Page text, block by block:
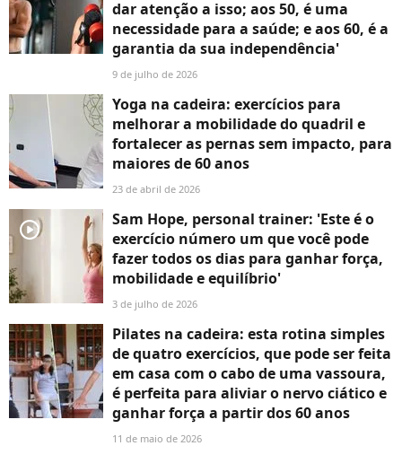
dar atenção a isso; aos 50, é uma
necessidade para a saúde; e aos 60, é a
garantia da sua independência'
9 de julho de 2026
Yoga na cadeira: exercícios para
melhorar a mobilidade do quadril e
fortalecer as pernas sem impacto, para
maiores de 60 anos
23 de abril de 2026
player2
Sam Hope, personal trainer: 'Este é o
exercício número um que você pode
fazer todos os dias para ganhar força,
mobilidade e equilíbrio'
3 de julho de 2026
Pilates na cadeira: esta rotina simples
de quatro exercícios, que pode ser feita
em casa com o cabo de uma vassoura,
é perfeita para aliviar o nervo ciático e
ganhar força a partir dos 60 anos
11 de maio de 2026